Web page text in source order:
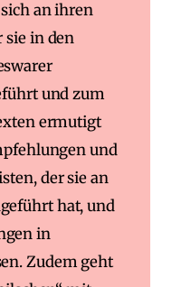
an ihren
sie in den
und zum
ermutigt
und
der sie an
hat, und
in
Zudem geht